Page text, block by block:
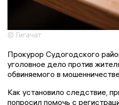
© Гигачат
Прокурор Судогодского
уголовное дело против
обвиняемого в
Как установило следствие,
попросил помочь с